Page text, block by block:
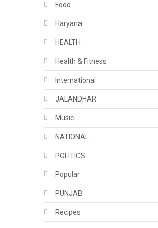
Food
Haryana
HEALTH
Health & Fitness
International
JALANDHAR
Music
NATIONAL
POLITICS
Popular
PUNJAB
Recipes